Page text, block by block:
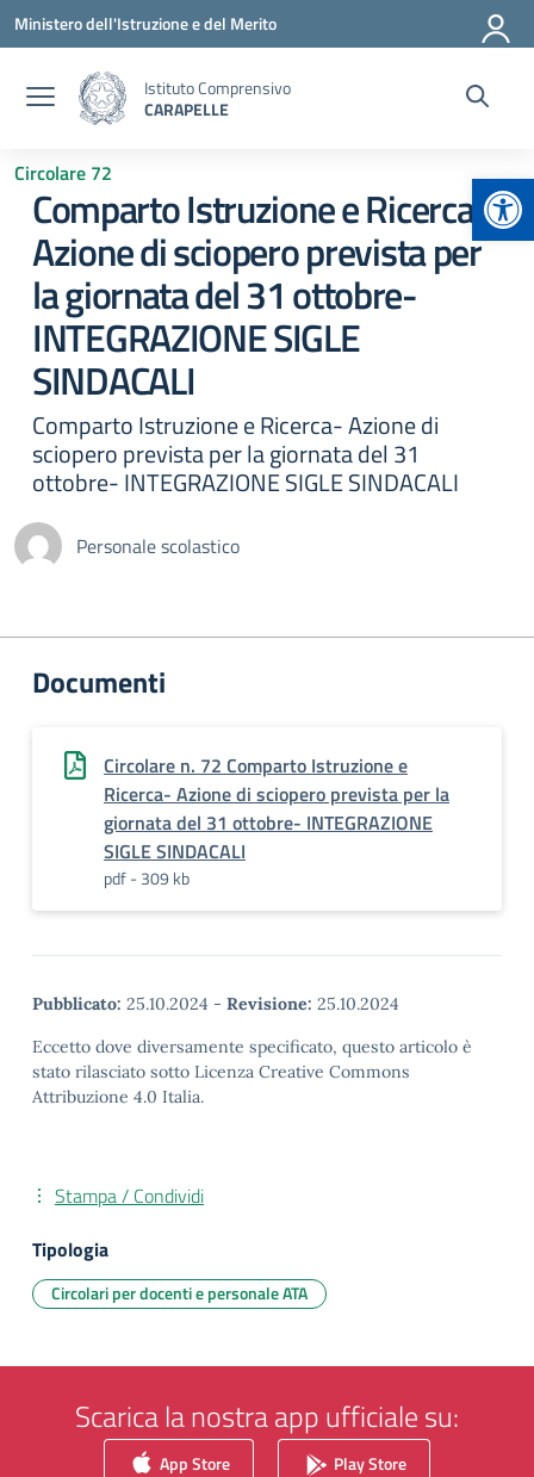
Vai ai contenuti
Vai al menu di navigazione
Vai al footer
Ministero dell'Istruzione e del Merito
Istituto Comprensivo
CARAPELLE
Circolare 72
Comparto Istruzione e Ricerca-
Azione di sciopero prevista per
la giornata del 31 ottobre-
INTEGRAZIONE SIGLE
SINDACALI
Comparto Istruzione e Ricerca- Azione di
sciopero prevista per la giornata del 31
ottobre- INTEGRAZIONE SIGLE SINDACALI
Personale scolastico
Documenti
Circolare n. 72 Comparto Istruzione e
Ricerca- Azione di sciopero prevista per la
giornata del 31 ottobre- INTEGRAZIONE
SIGLE SINDACALI
pdf - 309 kb
Pubblicato: 25.10.2024 - Revisione: 25.10.2024
Eccetto dove diversamente specificato, questo articolo è
stato rilasciato sotto Licenza Creative Commons
Attribuzione 4.0 Italia.
Stampa / Condividi
Tipologia
Circolari per docenti e personale ATA
Scarica la nostra app ufficiale su:
App Store Play Store